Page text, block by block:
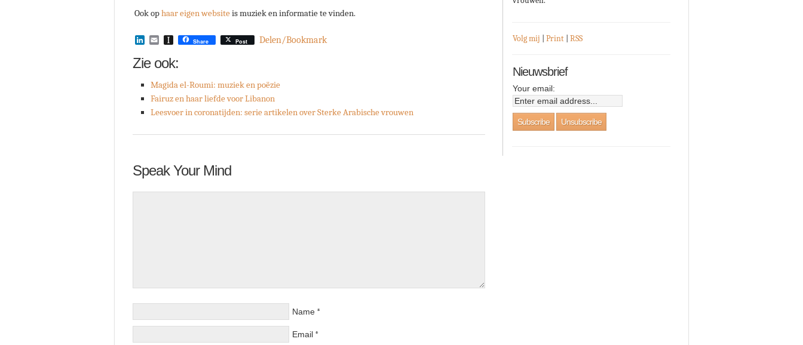
Ook ophaar eigen websiteis muziek en informatie te vinden.
LinkedIn
EmailInstapaper
Share Post Delen/Bookmark
Zie ook:
Magida el-Roumi: muziek en poëzie
Fairuz en haar liefde voor Libanon
Leesvoer in coronatijden: serie artikelen over Sterke Arabische vrouwen
Speak Your Mind
Name *
Email *
Volg mij Print RSS
Nieuwsbrief
Your email: